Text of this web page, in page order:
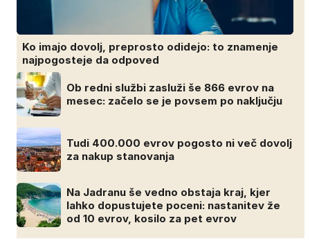
Ko imajo dovolj, preprosto odidejo: to znamenje
najpogosteje da odpoved
Ob redni službi zasluži še 866 evrov na
mesec: začelo se je povsem po naključju
Tudi 400.000 evrov pogosto ni več dovolj
za nakup stanovanja
Na Jadranu še vedno obstaja kraj, kjer
lahko dopustujete poceni: nastanitev že
od 10 evrov, kosilo za pet evrov